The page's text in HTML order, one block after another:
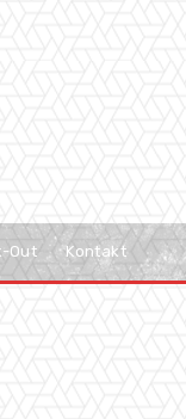
Out Kontakt